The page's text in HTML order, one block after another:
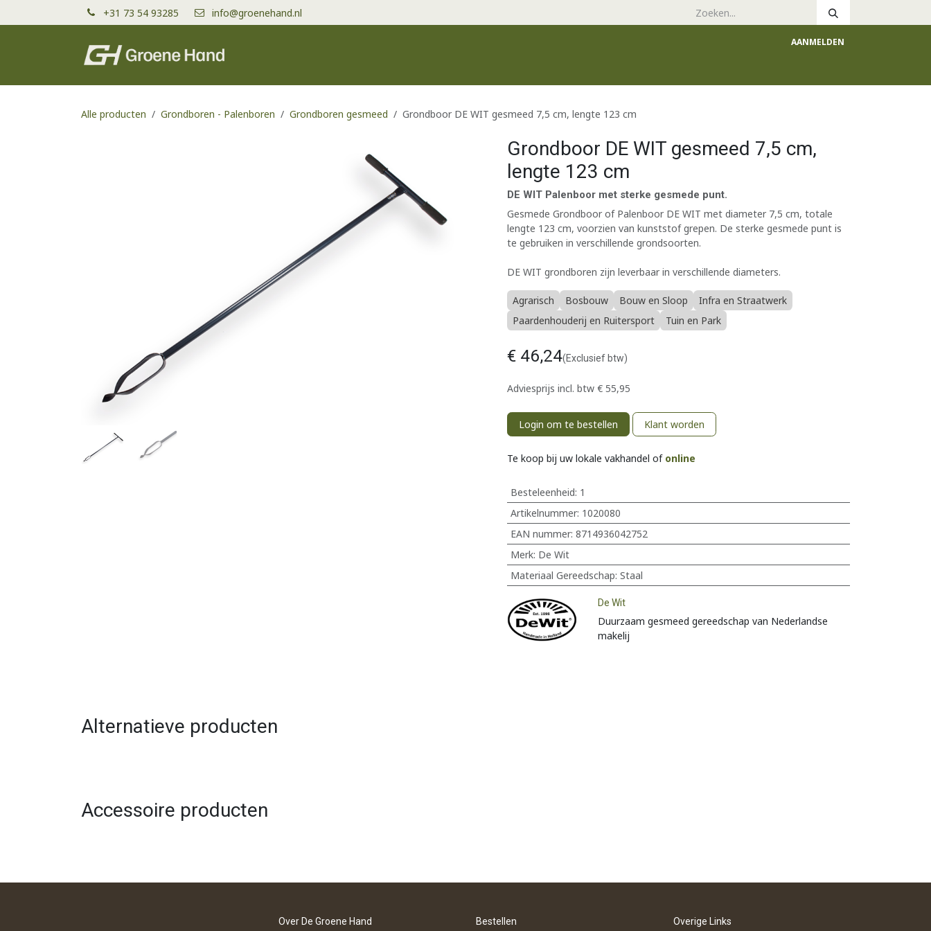
Overslaan naar inhoud +31 73 54 93285 info@groenehand.nl
AANMELDEN
Alle producten Grondboren - Palenboren Grondboren gesmeed Grondboor DE WIT gesmeed 7,5 cm, lengte 123 cm
Grondboor DE WIT gesmeed 7,5 cm,
lengte 123 cm
DE WIT Palenboor met sterke gesmede punt.
Gesmede Grondboor of Palenboor DE WIT met diameter 7,5 cm, totale
lengte 123 cm, voorzien van kunststof grepen. De sterke gesmede punt is
te gebruiken in verschillende grondsoorten.
DE WIT grondboren zijn leverbaar in verschillende diameters.
Agrarisch Bosbouw Bouw en Sloop
Infra en Straatwerk
Paardenhouderij en Ruitersport
Tuin en Park
€ 46,24(Exclusief btw)
Adviesprijs incl. btw € 55,95
Login om te bestellen Klant worden
Te koop bij uw lokale vakhandel of online
Besteleenheid: 1
Artikelnummer: 1020080
EAN nummer: 8714936042752
Merk: De Wit
Materiaal Gereedschap: Staal
De Wit
Duurzaam gesmeed gereedschap van Nederlandse
makelij
Alternatieve producten
Accessoire producten
Over De Groene Hand Bestellen Overige Links